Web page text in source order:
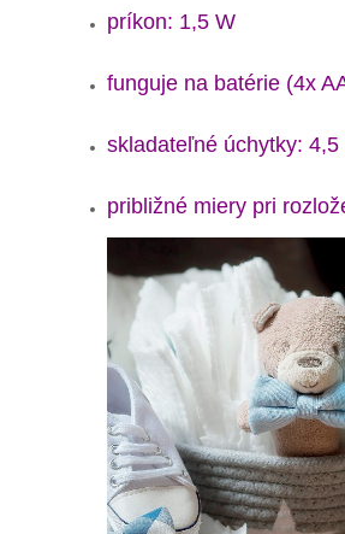
príkon: 1,5 W
funguje na batérie (4x
skladateľné úchytky:
približné miery pri